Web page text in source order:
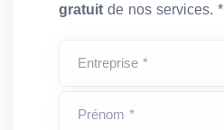
gratuit de nos services. *
Entreprise *
Prénom *